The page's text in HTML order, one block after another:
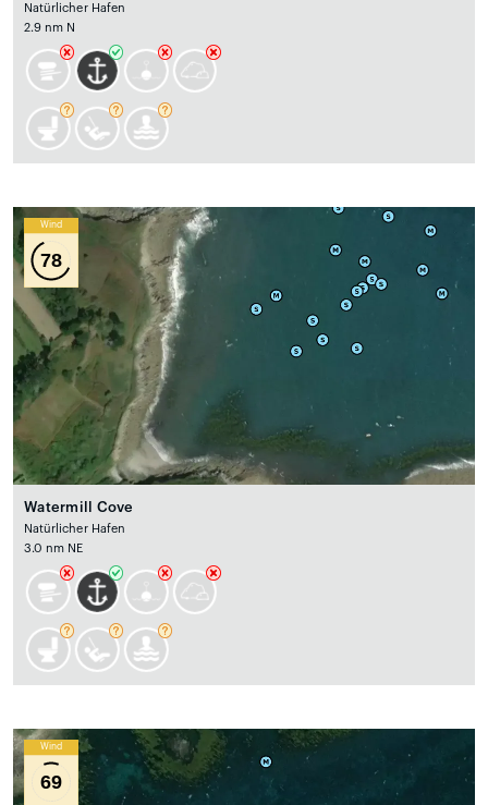
Natürlicher Hafen
2.9 nm N
Wind
78
Watermill Cove
Natürlicher Hafen
3.0 nm NE
Wind
69